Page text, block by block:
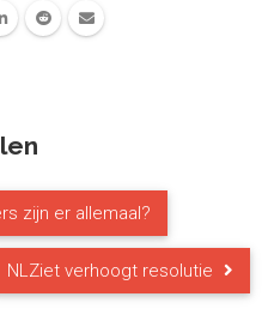
zijn er allemaal?
NLZiet verhoogt resolutie